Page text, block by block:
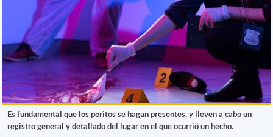
Es fundamental que los peritos se hagan presentes, y lleven a cabo un
registro general y detallado del lugar en el que ocurrió un hecho.